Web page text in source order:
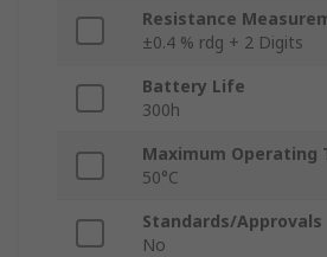
Resistance
±0.4 % rdg + 2 Digits
Battery Life
300h
Maximum Operating
50°C
Standards/Approvals
No